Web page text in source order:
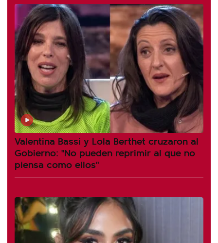
Valentina Bassi y Lola Berthet cruzaron al
Gobierno: "No pueden reprimir al que no
piensa como ellos"